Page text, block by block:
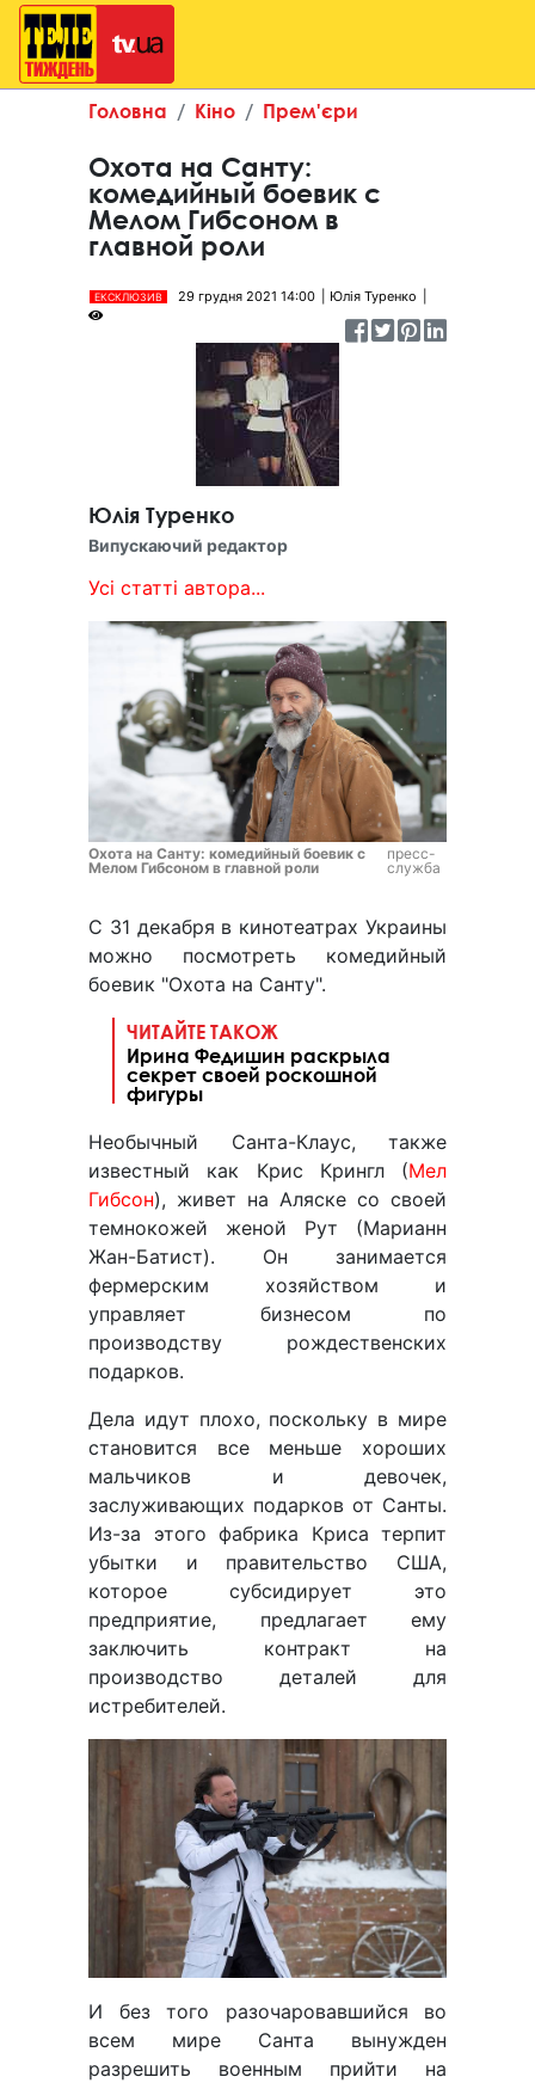
Головна Кіно Прем'єри
Охота на Санту:
комедийный боевик с
Мелом Гибсоном в
главной роли
ЕКСКЛЮЗИВ 29 грудня 2021 14:00 Юлія Туренко
Юлія Туренко
Випускаючий редактор
Усі статті автора...
Охота на Санту: комедийный боевик с
Мелом Гибсоном в главной роли
пресс-
служба
С 31 декабря в кинотеатрах Украины
можно посмотреть комедийный
боевик "Охота на Санту".
ЧИТАЙТЕ ТАКОЖ
Ирина Федишин раскрыла
секрет своей роскошной
фигуры
Необычный Санта-Клаус, также
известный как Крис Крингл (Мел
Гибсон), живет на Аляске со своей
темнокожей женой Рут (Марианн
Жан-Батист). Он занимается
фермерским хозяйством и
управляет бизнесом по
производству рождественских
подарков.
Дела идут плохо, поскольку в мире
становится все меньше хороших
мальчиков и девочек,
заслуживающих подарков от Санты.
Из-за этого фабрика Криса терпит
убытки и правительство США,
которое субсидирует это
предприятие, предлагает ему
заключить контракт на
производство деталей для
истребителей.
И без того разочаровавшийся во
всем мире Санта вынужден
разрешить военным прийти на